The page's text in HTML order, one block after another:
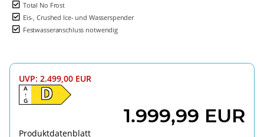
Total No Frost
Eis-, Crushed Ice- und Wasserspender
Festwasseranschluss notwendig
UVP: 2.499,00 EUR
D
A
↑
G
1.999,99 EUR
Produktdatenblatt